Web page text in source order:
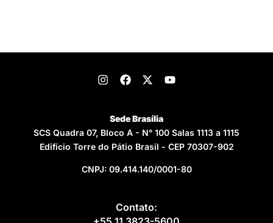
Sede Brasília
SCS Quadra 07, Bloco A - N° 100 Salas 1113 a 1115
Edifício Torre do Pátio Brasil - CEP 70307-902
CNPJ: 09.414.140/0001-80
Contato: